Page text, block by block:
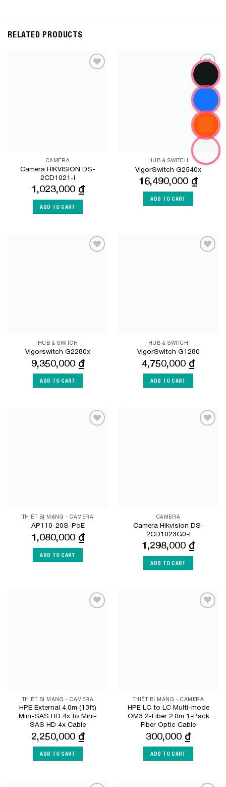
RELATED PRODUCTS
CAMERA
Camera HIKVISION DS-
2CD1021-I
1,023,000 ₫
ADD TO CART
Add to
Wishlist
HUB & SWITCH
VigorSwitch G2540x
16,490,000 ₫
ADD TO CART
HUB & SWITCH
Vigorswitch G2280x
9,350,000 ₫
ADD TO CART
HUB & SWITCH
VigorSwitch G1280
4,750,000 ₫
ADD TO CART
THIẾT BỊ MẠNG - CAMERA
AP110-20S-PoE
1,080,000 ₫
ADD TO CART
CAMERA
Camera Hikvision DS-
2CD1023G0-I
1,298,000 ₫
ADD TO CART
THIẾT BỊ MẠNG - CAMERA
HPE External 4.0m (13ft)
Mini-SAS HD 4x to Mini-
SAS HD 4x Cable
2,250,000 ₫
ADD TO CART
THIẾT BỊ MẠNG - CAMERA
HPE LC to LC Multi-mode
OM3 2-Fiber 2.0m 1-Pack
Fiber Optic Cable
300,000 ₫
ADD TO CART